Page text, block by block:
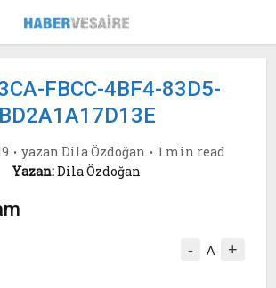
FBCC-4BF4-83D5-
BD2A1A17D13E
yazan Dila Özdoğan
1 min read
Yazan:Dila Özdoğan
- A +